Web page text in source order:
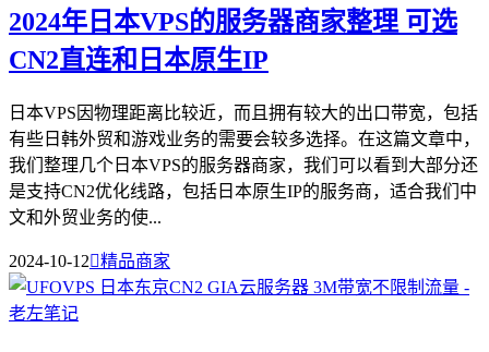
2024年日本VPS的服务器商家整理 可选
CN2直连和日本原生IP
日本VPS因物理距离比较近，而且拥有较大的出口带宽，包括
有些日韩外贸和游戏业务的需要会较多选择。在这篇文章中，
我们整理几个日本VPS的服务器商家，我们可以看到大部分还
是支持CN2优化线路，包括日本原生IP的服务商，适合我们中
文和外贸业务的使...
2024-10-12精品商家